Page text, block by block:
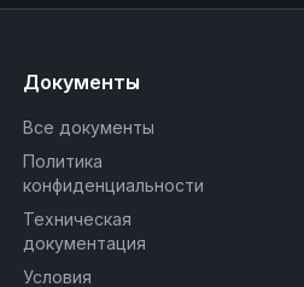
Документы
Все документы
Политика
конфиденциальности
Техническая
документация
Условия